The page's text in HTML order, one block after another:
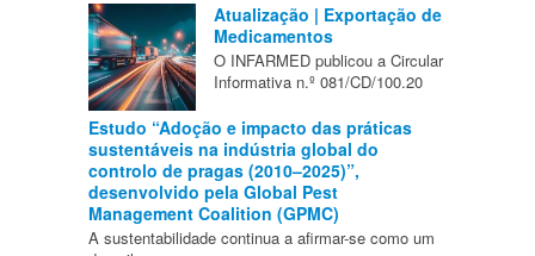
Atualização | Exportação de
Medicamentos
O INFARMED publicou a Circular
Informativa n.º 081/CD/100.20
Estudo “Adoção e impacto das práticas
sustentáveis na indústria global do
controlo de pragas (2010–2025)”,
desenvolvido pela Global Pest
Management Coalition (GPMC)
A sustentabilidade continua a afirmar-se como um